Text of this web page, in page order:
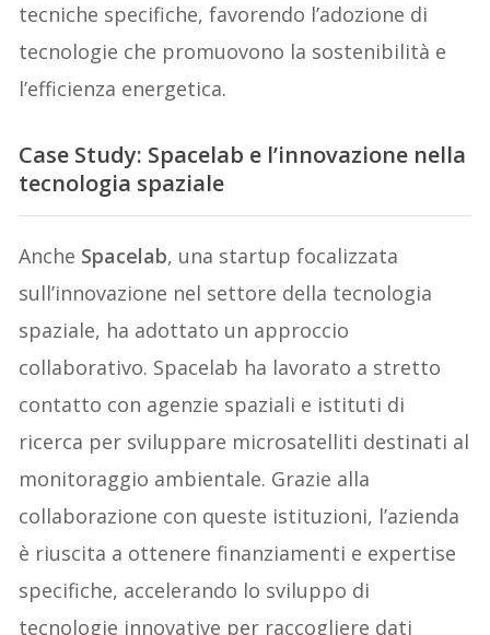
tecniche specifiche, favorendo l’adozione di
tecnologie che promuovono la sostenibilità e
l’efficienza energetica.
Case Study: Spacelab e l’innovazione nella
tecnologia spaziale
Anche Spacelab, una startup focalizzata
sull’innovazione nel settore della tecnologia
spaziale, ha adottato un approccio
collaborativo. Spacelab ha lavorato a stretto
contatto con agenzie spaziali e istituti di
ricerca per sviluppare microsatelliti destinati al
monitoraggio ambientale. Grazie alla
collaborazione con queste istituzioni, l’azienda
è riuscita a ottenere finanziamenti e expertise
specifiche, accelerando lo sviluppo di
tecnologie innovative per raccogliere dati